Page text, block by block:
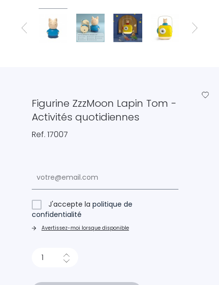
Figurine ZzzMoon Lapin Tom -
Activités quotidiennes
favorite_border
Ref. 17007
J'accepte la politique de
confidentialité
Avertissez-moi lorsque disponible